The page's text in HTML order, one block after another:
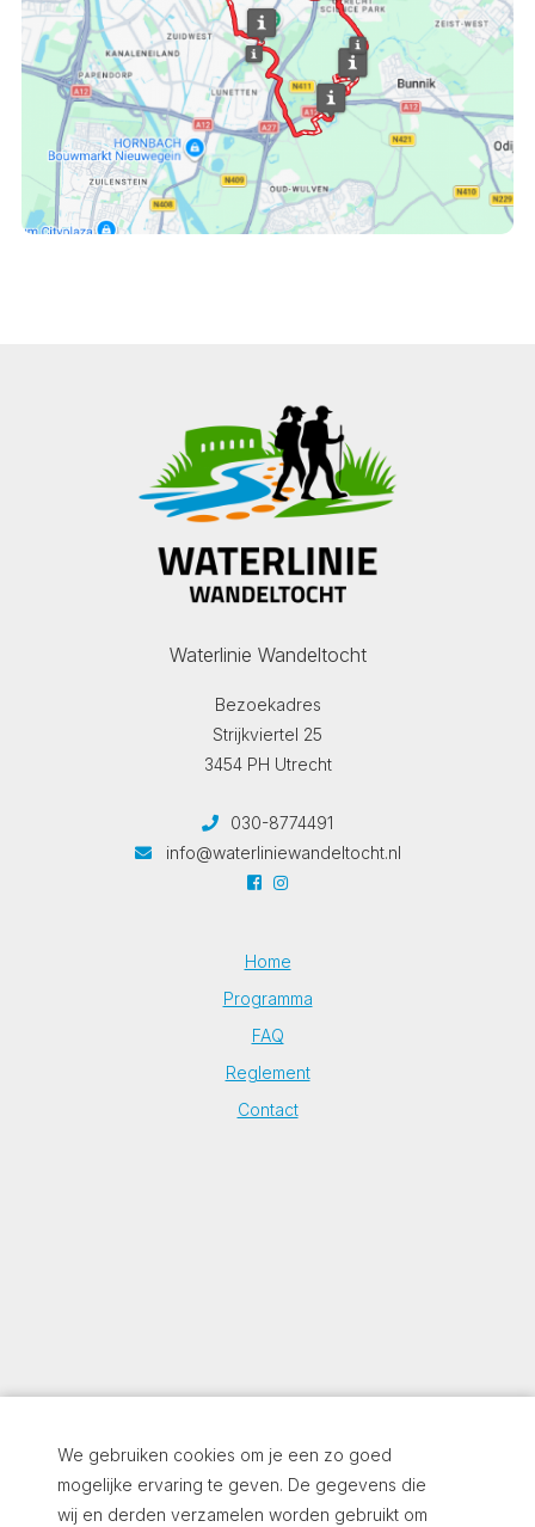
Waterlinie Wandeltocht
Bezoekadres
Strijkviertel 25
3454 PH Utrecht
030-8774491
info@waterliniewandeltocht.nl
Home
Programma
FAQ
Reglement
Contact
We gebruiken cookies om je een zo goed
mogelijke ervaring te geven. De gegevens die
wij en derden verzamelen worden gebruikt om